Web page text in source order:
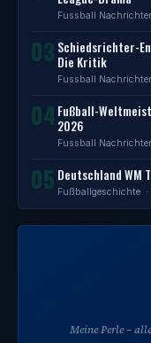
Fussball
03 Schiedsrichter-
Die Kritik
Fussball
04 Fußball-
2026
Fussball
05 Deutschland
Fußballgeschichte
Meine Perle –